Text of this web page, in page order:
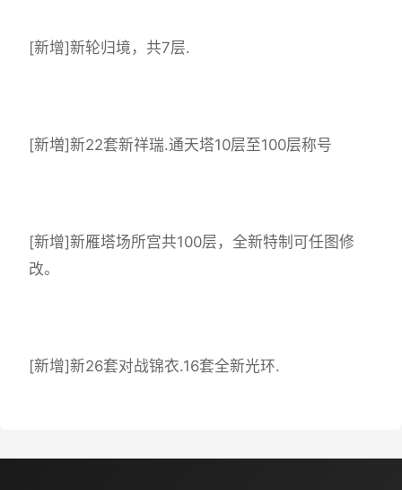
[新增]新轮归境，共7层.
[新増]新22套新祥瑞.通天塔10层至100层称号
[新增]新雁塔场所宫共100层，全新特制可任图修
改。
[新增]新26套对战锦衣.16套全新光环.